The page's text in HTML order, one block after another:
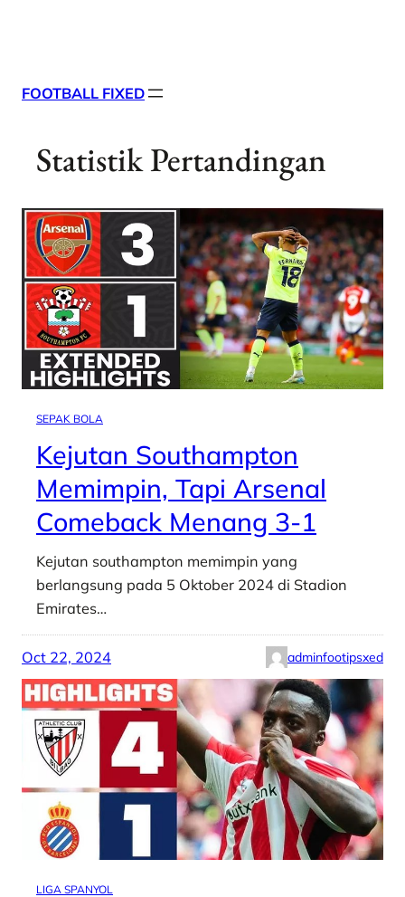
FOOTBALL FIXED
Statistik Pertandingan
SEPAK BOLA
Kejutan Southampton
Memimpin, Tapi Arsenal
Comeback Menang 3-1
Kejutan southampton memimpin yang
berlangsung pada 5 Oktober 2024 di Stadion
Emirates…
Oct 22, 2024 adminfootipsxed
LIGA SPANYOL